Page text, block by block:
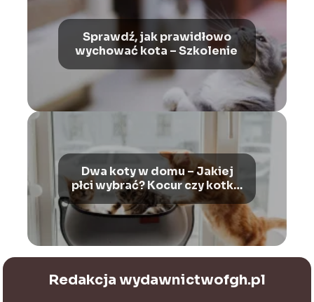
Sprawdź, jak prawidłowo
wychować kota – Szkolenie
Dwa koty w domu – Jakiej
płci wybrać? Kocur czy kotka,
jako drugi kot w domu?
Redakcja wydawnictwofgh.pl